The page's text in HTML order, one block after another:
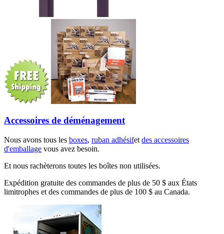
Accessoires de déménagement
Nous avons tous les boxes, ruban adhésifet des accessoires
d'emballage vous avez besoin.
Et nous rachèterons toutes les boîtes non utilisées.
Expédition gratuite des commandes de plus de 50 $ aux États
limitrophes et des commandes de plus de 100 $ au Canada.